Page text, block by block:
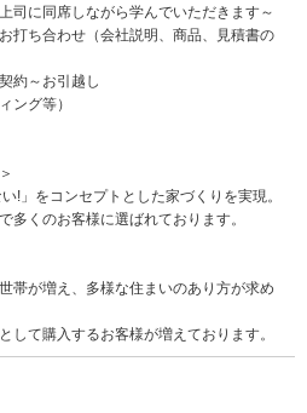
司に同席しながら学んでいただきます～
打ち合わせ（会社説明、商品、見積書の
約～お引越し
ング等）
!」をコンセプトとした家づくりを実現。
多くのお客様に選ばれております。
帯が増え、多様な住まいのあり方が求め
して購入するお客様が増えております。